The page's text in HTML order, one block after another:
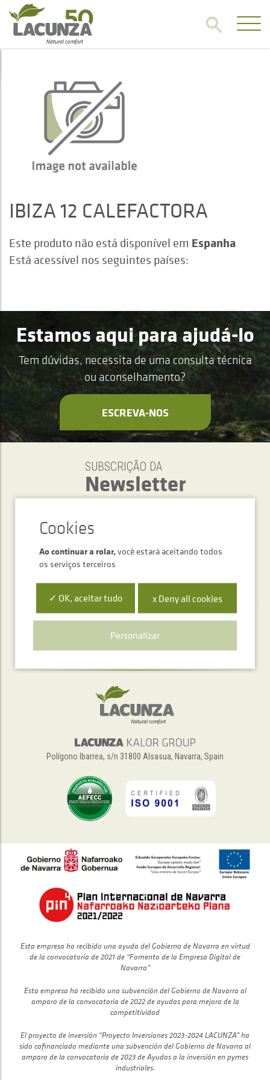
IBIZA 12 CALEFACTORA
Este produto não está disponível em Espanha
Está acessível nos seguintes países:
Estamos aqui para ajudá-lo
Tem dúvidas, necessita de uma consulta técnica
ou aconselhamento?
ESCREVA-NOS
SUBSCRIÇÃO DA
Newsletter
+34 948 563 511
Polígono Ibarrea, s/n 31800 Alsasua, Navarra, Spain
Esta empresa ha recibido una ayuda del Gobierno de Navarra en virtud
de la convocatoria de 2021 de “Fomento de la Empresa Digital de
Navarra”
Esta empresa ha recibido una subvención del Gobierno de Navarra al
amparo de la convocatoria de 2022 de ayudas para mejora de la
competitividad
El proyecto de inversión “Proyecto Inversiones 2023-2024 LACUNZA” ha
sido cofinanciado mediante una subvención del Gobierno de Navarra al
amparo de la convocatoria de 2023 de Ayudas a la inversión en pymes
industriales.
Ao continuar a rolar,você estará aceitando todos
os serviços terceiros
✓ OK, aceitar tudo x Deny all cookies
Personalizar